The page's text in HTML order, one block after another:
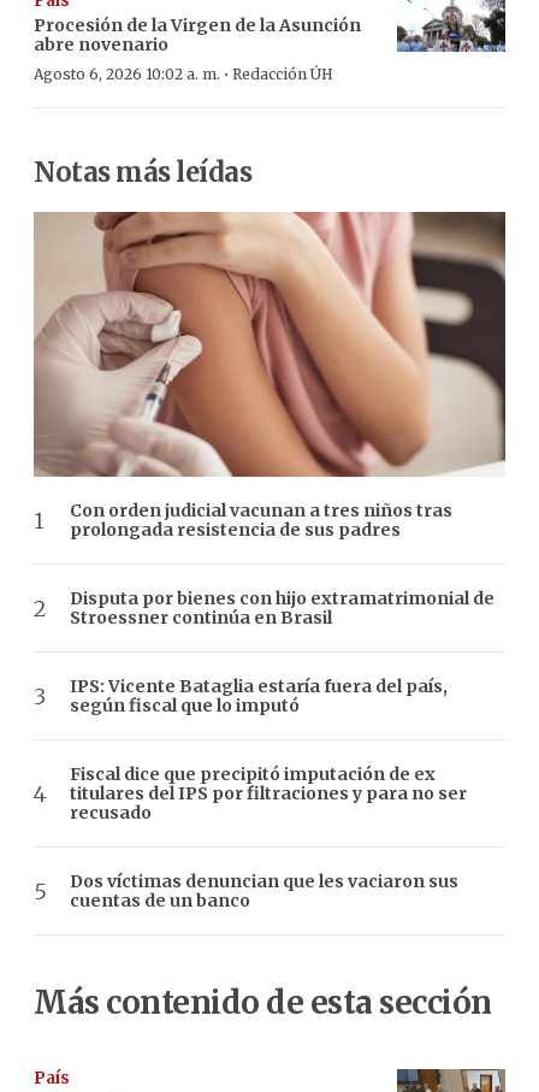
Procesión de la Virgen de la Asunción
abre novenario
Agosto 6, 2026 10:02 a. m. · Redacción ÚH
Notas más leídas
Con orden judicial vacunan a tres niños tras
prolongada resistencia de sus padres
Disputa por bienes con hijo extramatrimonial de
Stroessner continúa en Brasil
IPS: Vicente Bataglia estaría fuera del país,
según fiscal que lo imputó
Fiscal dice que precipitó imputación de ex
titulares del IPS por filtraciones y para no ser
recusado
Dos víctimas denuncian que les vaciaron sus
cuentas de un banco
Más contenido de esta sección
País